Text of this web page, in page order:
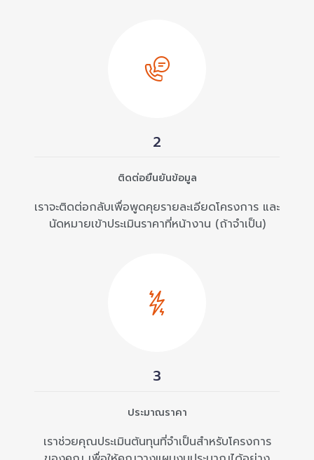
2
ติดต่อยืนยันข้อมูล
เราจะติดต่อกลับเพื่อพูดคุยรายละเอียดโครงการ และ
นัดหมายเข้าประเมินราคาที่หน้างาน (ถ้าจำเป็น)
3
ประมาณราคา
เราช่วยคุณประเมินต้นทุนที่จำเป็นสำหรับโครงการ